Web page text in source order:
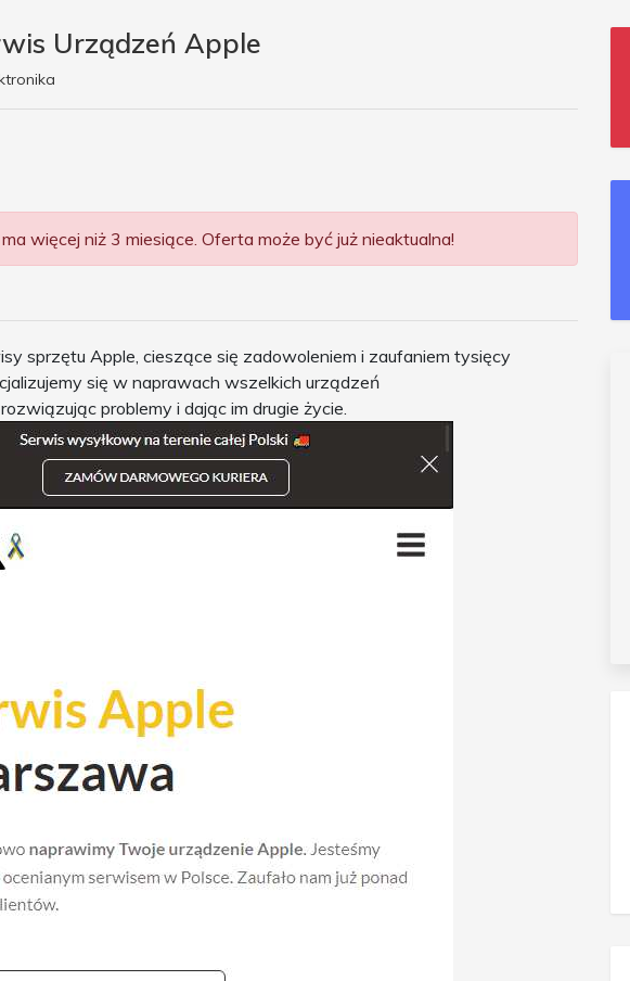
Urządzeń Apple
więcej niż 3 miesiące. Oferta może być już nieaktualna!
sprzętu Apple, cieszące się zadowoleniem i zaufaniem tysięcy
się w naprawach wszelkich urządzeń
problemy i dając im drugie życie.